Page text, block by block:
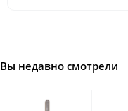
Вы недавно смотрели